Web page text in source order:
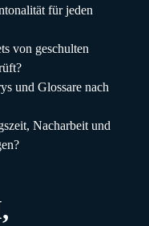
für jeden
von geschulten
und Glossare nach
Nacharbeit und